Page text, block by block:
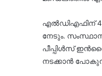
എല്‍ഡിഎഫിന്
നേടും.
പീപ്പിള്‍സ്
നടക്കാന്‍